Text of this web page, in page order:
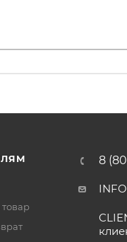
на связи, очень
8